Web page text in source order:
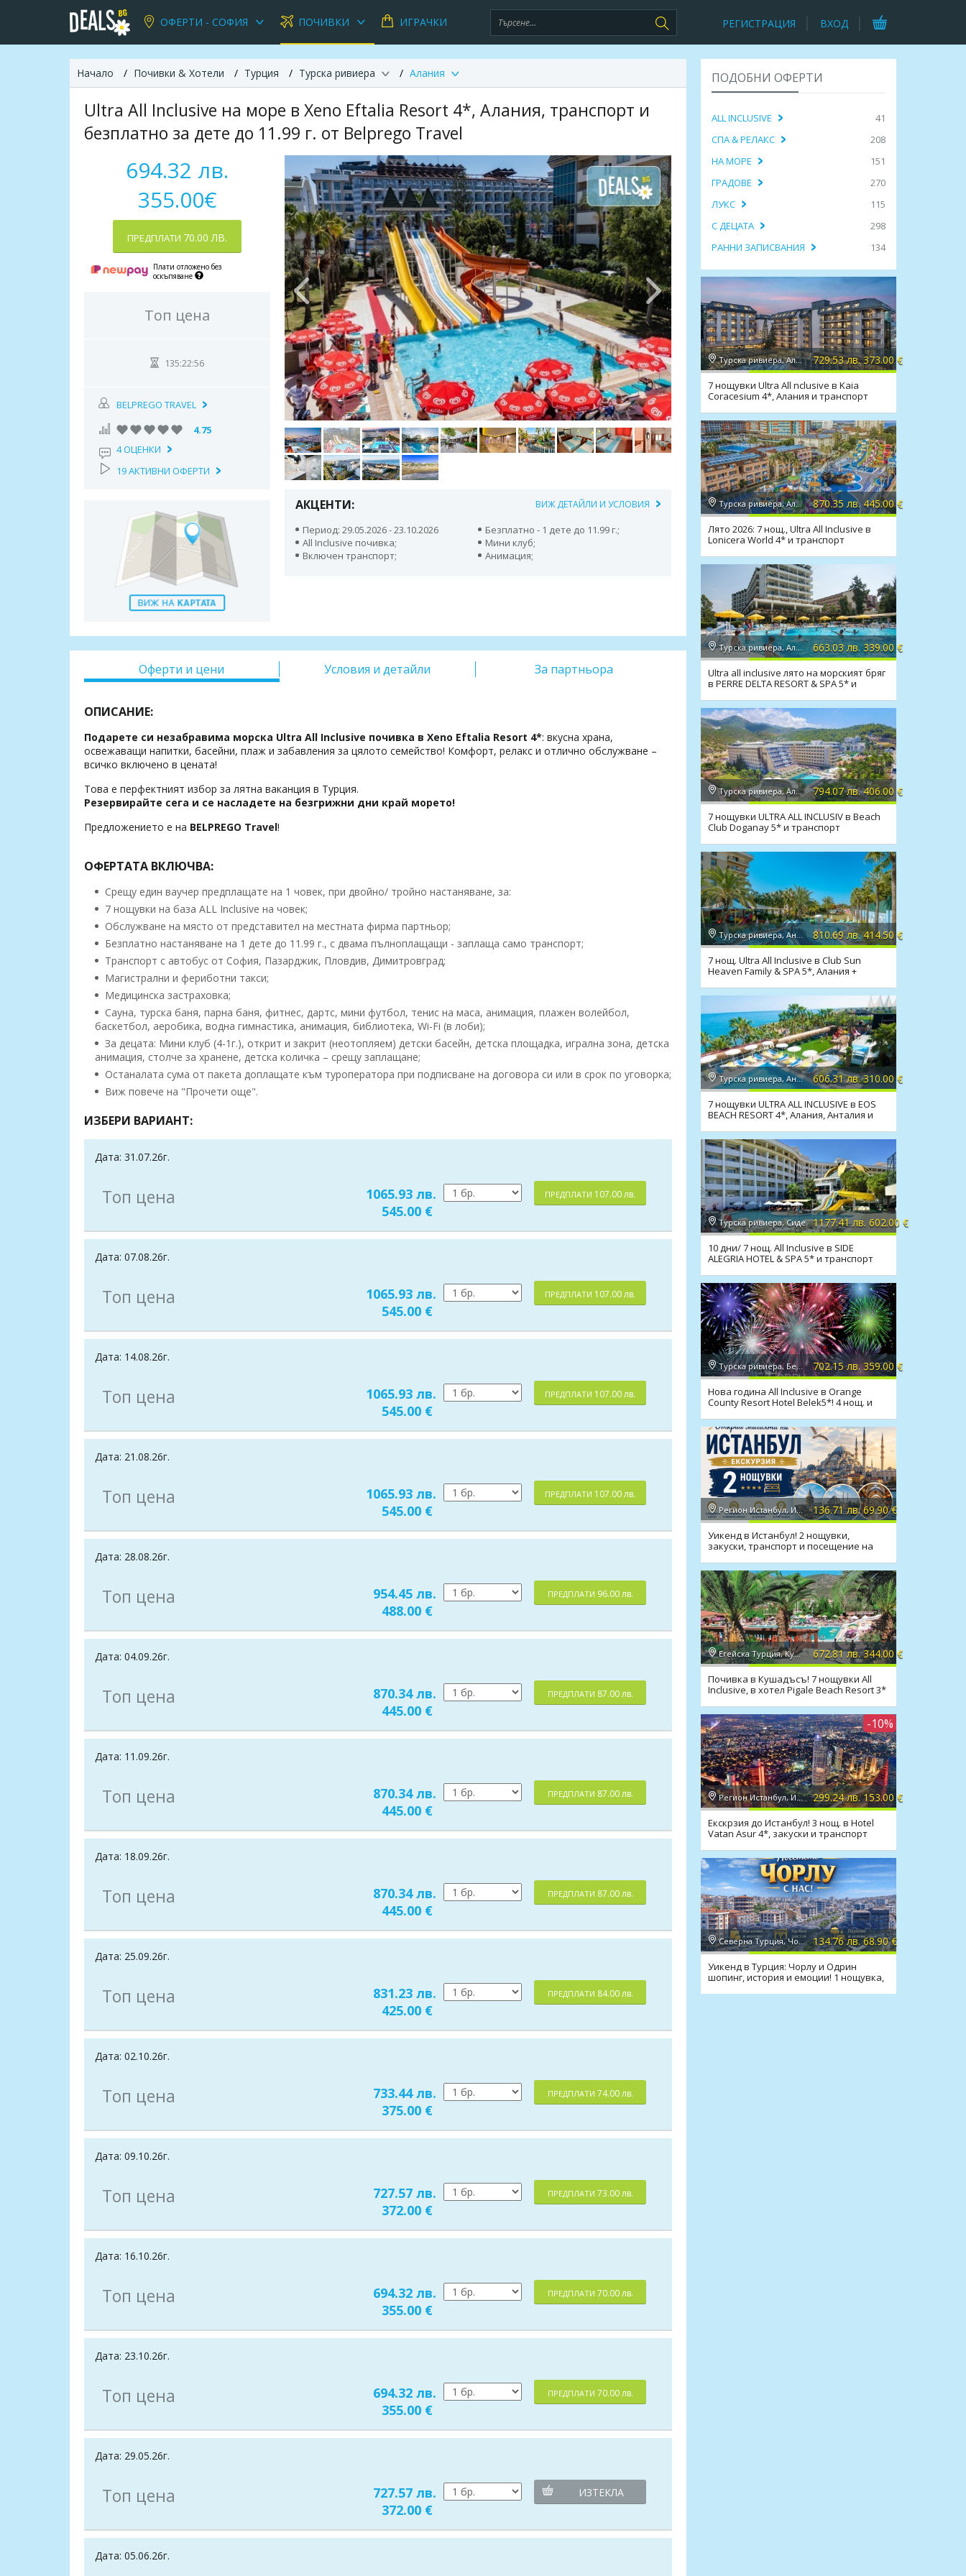
ОФЕРТИ - СОФИЯ ПОЧИВКИ ИГРАЧКИ РЕГИСТРАЦИЯ ВХОД
Начало Почивки & Хотели Турция Турска ривиера Алания
Ultra All Inclusive на море в Xeno Eftalia Resort 4*, Алания, транспорт и
безплатно за дете до 11.99 г. от Belprego Travel
АКЦЕНТИ: ВИЖ ДЕТАЙЛИ И УСЛОВИЯ
Период: 29.05.2026 - 23.10.2026
Безплатно - 1 дете до 11.99 г.;
All Inclusive почивка;
Мини клуб;
Включен транспорт;
Анимация;
694.32 лв.
355.00€
ПРЕДПЛАТИ 70.00 ЛВ.
Плати отложено без
оскъпяване
Топ цена
135:22:55
BELPREGO TRAVEL
4.75
4 ОЦЕНКИ
19 АКТИВНИ ОФЕРТИ
Оферти и цени Условия и детайли За партньора
ОПИСАНИЕ:
Подарете си незабравима морска Ultra All Inclusive почивка в Xeno Eftalia Resort 4*: вкусна храна,
освежаващи напитки, басейни, плаж и забавления за цялото семейство! Комфорт, релакс и отлично обслужване –
всичко включено в цената!
Това е перфектният избор за лятна ваканция в Турция.
Резервирайте сега и се насладете на безгрижни дни край морето!
Предложението е на BELPREGO Travel!
ОФЕРТАТА ВКЛЮЧВА:
Срещу един ваучер предплащате на 1 човек, при двойно/ тройно настаняване, за:
7 нощувки на база ALL Inclusive на човек;
Обслужване на място от представител на местната фирма партньор;
Безплатно настаняване на 1 дете до 11.99 г., с двама пълноплащащи - заплаща само транспорт;
Транспорт с автобус от София, Пазарджик, Пловдив, Димитровград;
Магистрални и фериботни такси;
Медицинска застраховка;
Сауна, турска баня, парна баня, фитнес, дартс, мини футбол, тенис на маса, анимация, плажен волейбол,
баскетбол, аеробика, водна гимнастика, анимация, библиотека, Wi-Fi (в лоби);
За децата: Мини клуб (4-1г.), открит и закрит (неотопляем) детски басейн, детска площадка, игрална зона, детска
анимация, столче за хранене, детска количка – срещу заплащане;
Останалата сума от пакета доплащате към туроператора при подписване на договора си или в срок по уговорка;
Виж повече на "Прочети още".
ИЗБЕРИ ВАРИАНТ:
Дата: 31.07.26г.
Топ цена
1065.93 лв.
545.00 €
ПРЕДПЛАТИ 107.00 лв.
Дата: 07.08.26г.
Топ цена
1065.93 лв.
545.00 €
ПРЕДПЛАТИ 107.00 лв.
Дата: 14.08.26г.
Топ цена
1065.93 лв.
545.00 €
ПРЕДПЛАТИ 107.00 лв.
Дата: 21.08.26г.
Топ цена
1065.93 лв.
545.00 €
ПРЕДПЛАТИ 107.00 лв.
Дата: 28.08.26г.
Топ цена
954.45 лв.
488.00 €
ПРЕДПЛАТИ 96.00 лв.
Дата: 04.09.26г.
Топ цена
870.34 лв.
445.00 €
ПРЕДПЛАТИ 87.00 лв.
Дата: 11.09.26г.
Топ цена
870.34 лв.
445.00 €
ПРЕДПЛАТИ 87.00 лв.
Дата: 18.09.26г.
Топ цена
870.34 лв.
445.00 €
ПРЕДПЛАТИ 87.00 лв.
Дата: 25.09.26г.
Топ цена
831.23 лв.
425.00 €
ПРЕДПЛАТИ 84.00 лв.
Дата: 02.10.26г.
Топ цена
733.44 лв.
375.00 €
ПРЕДПЛАТИ 74.00 лв.
Дата: 09.10.26г.
Топ цена
727.57 лв.
372.00 €
ПРЕДПЛАТИ 73.00 лв.
Дата: 16.10.26г.
Топ цена
694.32 лв.
355.00 €
ПРЕДПЛАТИ 70.00 лв.
Дата: 23.10.26г.
Топ цена
694.32 лв.
355.00 €
ПРЕДПЛАТИ 70.00 лв.
Дата: 29.05.26г.
Топ цена
727.57 лв.
372.00 €
ИЗТЕКЛА
Дата: 05.06.26г.
ПОДОБНИ ОФЕРТИ
ALL INCLUSIVE
41
СПА & РЕЛАКС
208
НА МОРЕ
151
ГРАДОВЕ
270
ЛУКС
115
С ДЕЦАТА
298
РАННИ ЗАПИСВАНИЯ
134
Турска ривиера, Алания 729.53 лв. 373.00 €
7 нощувки Ultra All nclusive в Kaia
Coracesium 4*, Алания и транспорт
Турска ривиера, Алания 870.35 лв. 445.00 €
Лято 2026: 7 нощ., Ultra All Inclusive в
Lonicera World 4* и транспорт
Турска ривиера, Алания 663.03 лв. 339.00 €
Ultra all inclusive лято на морският бряг
в PERRE DELTA RESORT & SPA 5* и
Турска ривиера, Алания 794.07 лв. 406.00 €
7 нощувки ULTRA ALL INCLUSIV в Beach
Club Doganay 5* и транспорт
Турска ривиера, Анталия 810.69 лв. 414.50 €
7 нощ. Ultra All Inclusive в Club Sun
Heaven Family & SPA 5*, Алания +
Турска ривиера, Анталия 606.31 лв. 310.00 €
7 нощувки ULTRA ALL INCLUSIVE в EOS
BEACH RESORT 4*, Алания, Анталия и
Турска ривиера, Сиде 1177.41 лв. 602.00 €
10 дни/ 7 нощ. All Inclusive в SIDE
ALEGRIA HOTEL & SPA 5* и транспорт
Турска ривиера, Белек 702.15 лв. 359.00 €
Нова година All Inclusive в Orange
County Resort Hotel Belek5*! 4 нощ. и
Регион Истанбул, Истанбул 136.71 лв. 69.90 €
Уикенд в Истанбул! 2 нощувки,
закуски, транспорт и посещение на
Егейска Турция, Кушадасъ 672.81 лв. 344.00 €
Почивка в Кушадъсъ! 7 нощувки All
Inclusive, в хотел Pigale Beach Resort 3*
-10%
Регион Истанбул, Истанбул 299.24 лв. 153.00 €
Екскрзия до Истанбул! 3 нощ. в Hotel
Vatan Asur 4*, закуски и транспорт
Северна Турция, Чорлу 134.76 лв. 68.90 €
Уикенд в Турция: Чорлу и Одрин
шопинг, история и емоции! 1 нощувка,